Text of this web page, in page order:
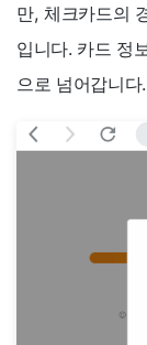
만, 체크카드의
입니다. 카드 정
으로 넘어갑니다.